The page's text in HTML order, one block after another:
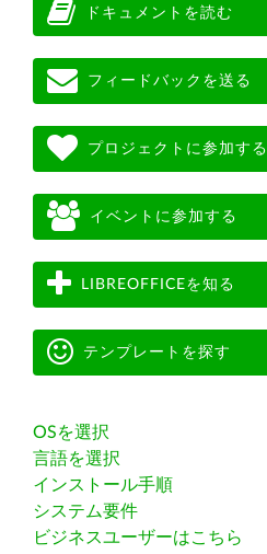
ドキュメントを読む
フィードバックを送る
プロジェクトに参加する
イベントに参加する
LIBREOFFICEを知る
テンプレートを探す
OSを選択
言語を選択
インストール手順
システム要件
ビジネスユーザーはこちら